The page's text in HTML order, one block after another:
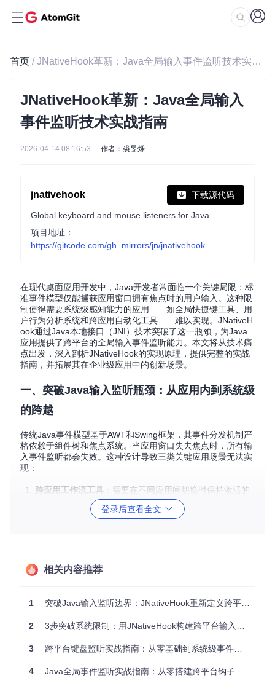
首页 / JNativeHook革新：Java全局输入事件监听技术实战指南
JNativeHook革新：Java全局输入
事件监听技术实战指南
2026-04-14 08:16:53 作者：裘旻烁
jnativehook 下载源代码
Global keyboard and mouse listeners for Java.
项目地址：
https://gitcode.com/gh_mirrors/jn/jnativehook
在现代桌面应用开发中，Java开发者常面临一个关键局限：标
准事件模型仅能捕获应用窗口拥有焦点时的用户输入。这种限
制使得需要系统级感知能力的应用——如全局快捷键工具、用
户行为分析系统和跨应用自动化工具——难以实现。JNativeH
ook通过Java本地接口（JNI）技术突破了这一瓶颈，为Java
应用提供了跨平台的全局输入事件监听能力。本文将从技术痛
点出发，深入剖析JNativeHook的实现原理，提供完整的实战
指南，并拓展其在企业级应用中的创新场景。
一、突破Java输入监听瓶颈：从应用内到系统级
的跨越
传统Java事件模型基于AWT和Swing框架，其事件分发机制严
格依赖于组件树和焦点系统。当应用窗口失去焦点时，所有输
入事件监听都会失效。这种设计导致三类关键应用场景无法实
现：
跨应用工作流工具 ：需要在不同应用间切换时保持激活的
productivity 软件
：需记录用户所有输入行为的安全审计工具
[!TIP] 技术瓶颈的本质在于Java安全沙箱机制对系统资源
复杂性。
二、JNativeHook技术原理解析：系统钩子与事
件桥接的完美结合
JNativeHook的核心创新在于构建了Java与操作系统底层输入
登录后查看全文
相关内容推荐
1 突破Java输入监听边界：JNativeHook重新定义跨平台全局事件捕获
2 3步突破系统限制：用JNativeHook构建跨平台输入监听的实战指南
3 跨平台键盘监听实战指南：从零基础到系统级事件捕获的完整路径
4 Java全局事件监听实战指南：从零搭建跨平台钩子系统